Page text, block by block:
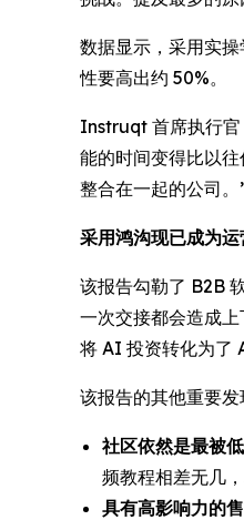
数据显示，采用实
性要高出约 50%。
Instruqt 首席执行官
能的时间变得比以
整合在一起的公司。
采用鸿沟现已成为
该报告勾勒了 B2B
一次交接都会造成
将 AI 投资转化为了
该报告的其他重要发
社区依然是最被
频教程相差无几
具有高影响力的